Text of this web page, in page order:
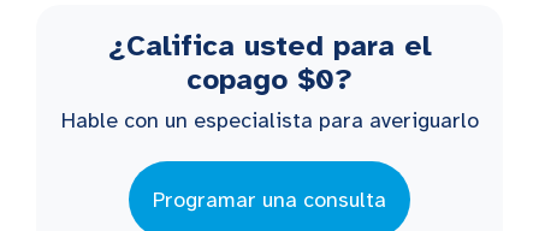
¿Califica usted para el
copago $0?
Hable con un especialista para averiguarlo
Programar una consulta